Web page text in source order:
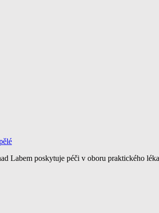
Labem poskytuje péči v oboru praktického